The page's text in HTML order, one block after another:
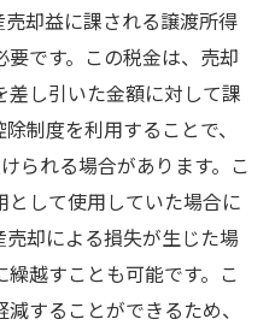
却益に課される譲渡所得
です。この税金は、売却
し引いた金額に対して課
制度を利用することで、
られる場合があります。こ
して使用していた場合に
却による損失が生じた場
越すことも可能です。こ
することができるため、